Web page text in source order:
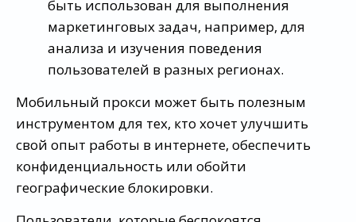
быть использован для выполнения
маркетинговых задач, например, для
анализа и изучения поведения
пользователей в разных регионах.
Мобильный прокси может быть полезным
инструментом для тех, кто хочет улучшить
свой опыт работы в интернете, обеспечить
конфиденциальность или обойти
географические блокировки.